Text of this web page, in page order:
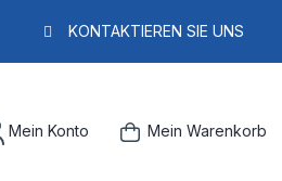
KONTAKTIEREN SIE UNS
Mein Konto Mein Warenkorb